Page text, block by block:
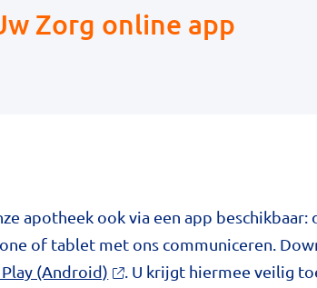
Zorg online app
apotheek ook via een app beschikbaar:
of tablet met ons communiceren.
(Android)
. U krijgt hiermee veilig